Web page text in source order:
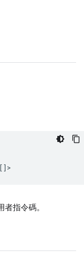
[] >
指令碼。